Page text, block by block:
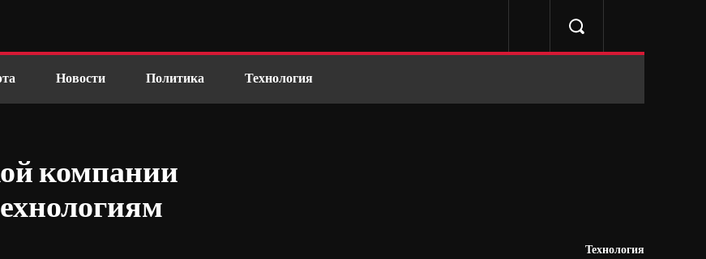
Новости Политика Технология
компании
Технология